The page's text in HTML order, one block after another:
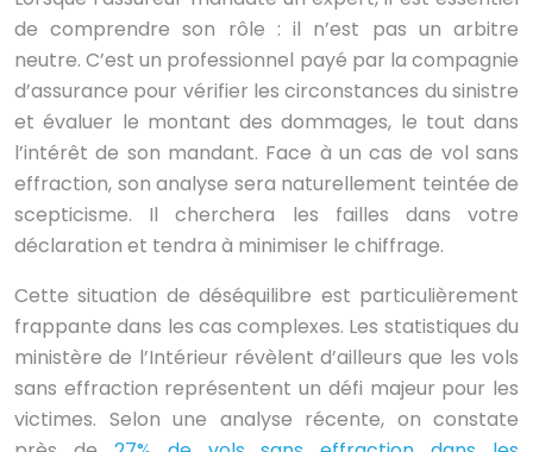
de comprendre son rôle : il n’est pas un arbitre
neutre. C’est un professionnel payé par la compagnie
d’assurance pour vérifier les circonstances du sinistre
et évaluer le montant des dommages, le tout dans
l’intérêt de son mandant. Face à un cas de vol sans
effraction, son analyse sera naturellement teintée de
scepticisme. Il cherchera les failles dans votre
déclaration et tendra à minimiser le chiffrage.
Cette situation de déséquilibre est particulièrement
frappante dans les cas complexes. Les statistiques du
ministère de l’Intérieur révèlent d’ailleurs que les vols
sans effraction représentent un défi majeur pour les
victimes. Selon une analyse récente, on constate